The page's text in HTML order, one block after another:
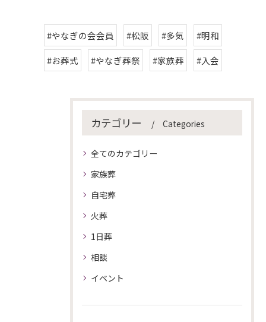
#やなぎの会会員 #松阪 #多気
#明和
#お葬式
#やなぎ葬祭 #家族葬 #入会
カテゴリー Categories
全てのカテゴリー
家族葬
自宅葬
火葬
1日葬
相談
イベント